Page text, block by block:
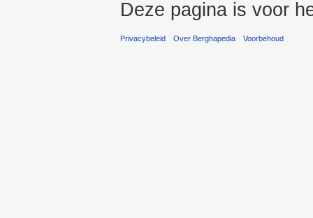
Deze pagina is voor
Privacybeleid Over Berghapedia Voorbehoud